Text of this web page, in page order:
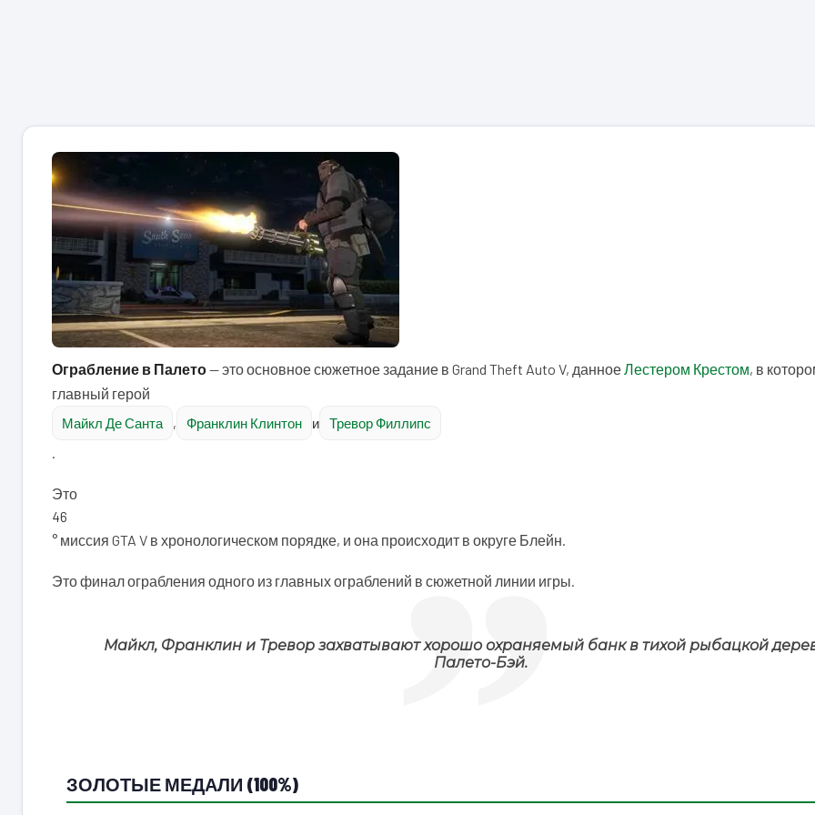
Ограбление в Палето— это основное сюжетное задание в Grand Theft Auto V, данноеЛестером Крестом, в
главный герой
Майкл Де Санта , Франклин Клинтон и Тревор Филлипс
.
Это
46
° миссия GTA V в хронологическом порядке, и она происходит в округе Блейн.
Это финал ограбления одного из главных ограблений в сюжетной линии игры.
Майкл, Франклин и Тревор захватывают хорошо охраняемый банк в тихой рыбацкой
Палето-Бэй.
ЗОЛОТЫЕ МЕДАЛИ (100%)